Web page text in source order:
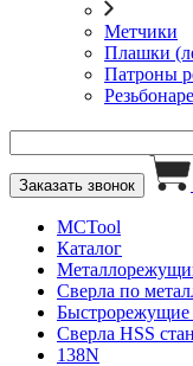
Метчики
Плашки
Патроны
Заказать звонок
MCTool
Каталог
Сверла по
Быстрорежущие
Сверла HSS
138N